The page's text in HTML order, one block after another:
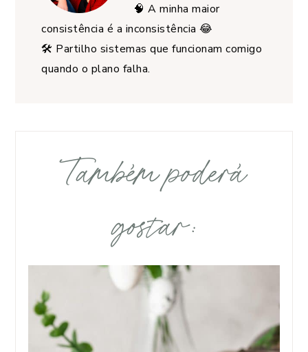
🧠 A minha maior
consistência é a inconsistência 😂
🛠️ Partilho sistemas que funcionam comigo
quando o plano falha.
Também poderá
gostar: